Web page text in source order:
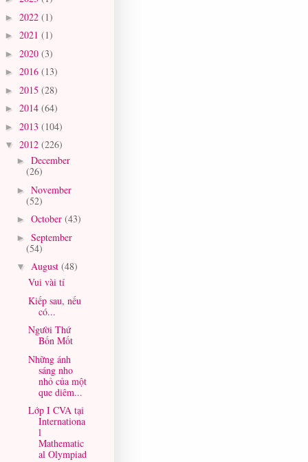
► 2022 (1)
► 2021 (1)
► 2020 (3)
► 2016 (13)
► 2015 (28)
► 2014 (64)
► 2013 (104)
▼ 2012 (226)
► December
(26)
► November
(52)
► October (43)
► September
(54)
▼ August (48)
Vui vài tí
Kiếp sau, nếu
có...
Người Thứ
Bốn Mốt
Những ánh
sáng nho
nhỏ của một
que diêm...
Lớp I CVA tại
Internationa
l
Mathematic
al Olympiad